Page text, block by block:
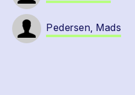
Pedersen, Mads